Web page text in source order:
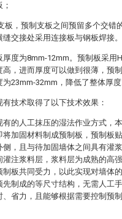
板，预制支板之间预留多个交错
交接处采用连接板与钢板焊接。
度为8mm-12mm。预制板采用
高，进而厚度可以做到很薄，预
23mm-32mm，降低了整体厚度
技术取得了以下技术效果：
有的人工抹压的湿法作业方式，
将加固材料制成预制板，预制板
，且与待加固墙体之间具有灌浆
灌注浆料层，浆料层为成熟的高
板共同受力，以此实现对墙体的
先制成的等尺寸结构，无需人工
、省力，且能够根据需要控制预